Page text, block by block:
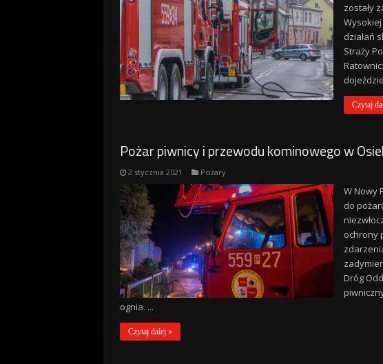
zostały
działań
Straży
Czytaj
Pożar piwnicy i przewodu kominowego w
2 stycznia 2021 Pożary
W Nowy
do
ochrony
Dróg
ognia. ...
Czytaj dalej »